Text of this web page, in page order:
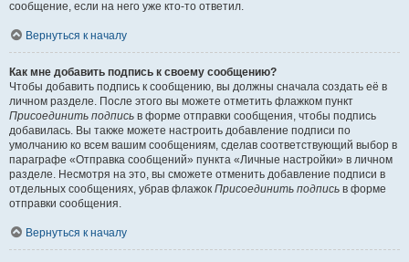
сообщение, если на него уже кто-то ответил.
Вернуться к началу
Как мне добавить подпись к своему сообщению?
Чтобы добавить подпись к сообщению, вы должны сначала создать её в
личном разделе. После этого вы можете отметить флажком пункт
Присоединить подпись в форме отправки сообщения, чтобы подпись
добавилась. Вы также можете настроить добавление подписи по
умолчанию ко всем вашим сообщениям, сделав соответствующий выбор в
параграфе «Отправка сообщений» пункта «Личные настройки» в личном
разделе. Несмотря на это, вы сможете отменить добавление подписи в
отдельных сообщениях, убрав флажок Присоединить подпись в форме
отправки сообщения.
Вернуться к началу